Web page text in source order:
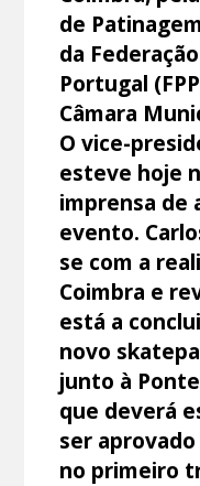
de
da
Portugal
Câmara
O vice-
esteve hoje
imprensa de
evento.
se com a
Coimbra e
está a
novo
junto à
que deverá
ser
no primeiro